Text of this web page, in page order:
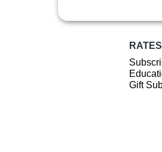
RATES
Gift